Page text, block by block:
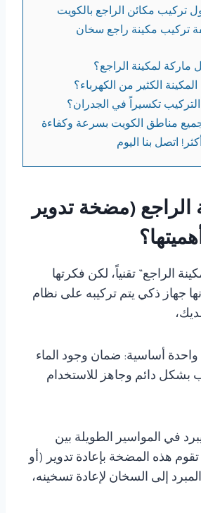
تركيب مكائن الراجع بالكويت
تركيب مكينة راجع سخان
لمكينة الراجع؟
الكثير من الكهرباء؟
تكسيراً في الجدران؟
مناطق الكويت بسرعة وكفاءة
اتصل بنا اليوم
الراجع (مضخة تدوير
الراجع” تقنياً، لكن فكرتها
جهاز ذكي يتم تركيبه على نظام
أساسية: ضمان وجود الماء
بشكل دائم وجاهز للاستخدام
في المواسير الطويلة بين
هذه المضخة بإعادة تدوير (أو
إلى السخان لإعادة تسخينه،